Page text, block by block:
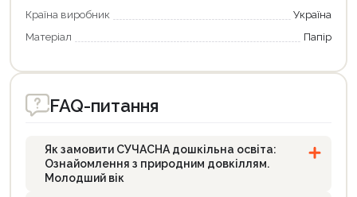
Країна виробник
Україна
Матеріал
Папір
FAQ-питання
Як замовити СУЧАСНА дошкільна освіта:
Ознайомлення з природним довкіллям.
Молодший вік